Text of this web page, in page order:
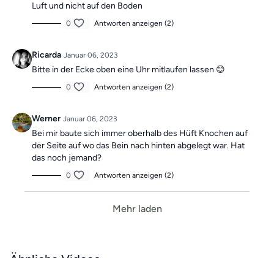
Luft und nicht auf den Boden
0 Antworten anzeigen (2)
Ricarda Januar 06, 2023
Bitte in der Ecke oben eine Uhr mitlaufen lassen 😊
0 Antworten anzeigen (2)
Werner Januar 06, 2023
Bei mir baute sich immer oberhalb des Hüft Knochen auf
der Seite auf wo das Bein nach hinten abgelegt war. Hat
das noch jemand?
0 Antworten anzeigen (2)
Mehr laden